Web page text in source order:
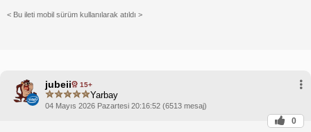
< Bu ileti mobil sürüm kullanılarak atıldı >
jubeii 15+
Yarbay
04 Mayıs 2026 Pazartesi 20:16:52 (6513 mesaj)
0